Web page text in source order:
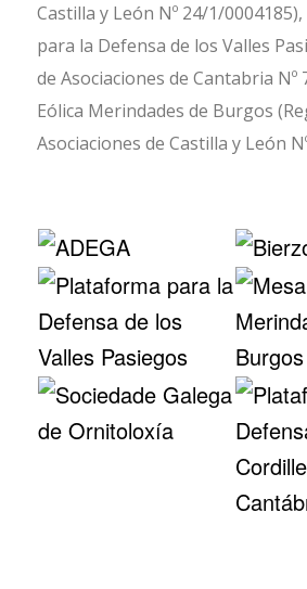
Castilla y León Nº 24/1/
para la Defensa de los Valles
de Asociaciones de Cantabria Nº
Eólica Merindades de Burgos
Asociaciones de Castilla y León